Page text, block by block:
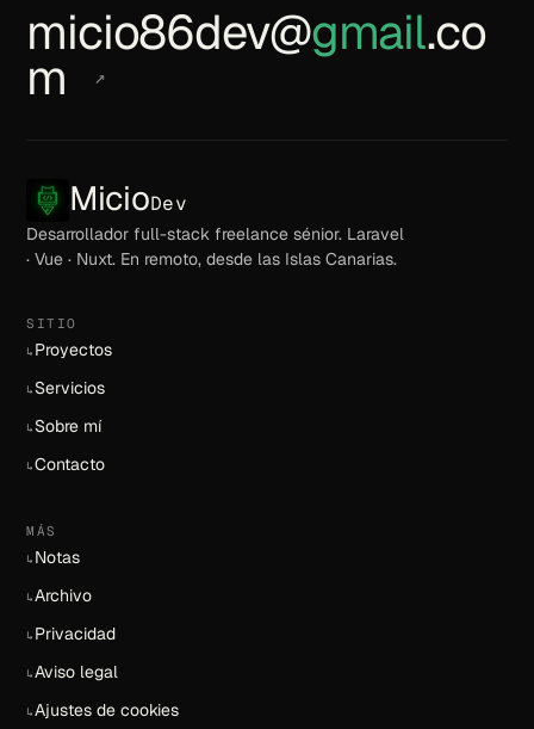
micio86dev@gmail.co
m ↗
MicioDev
Desarrollador full-stack freelance sénior. Laravel
· Vue · Nuxt. En remoto, desde las Islas Canarias.
SITIO
↳ Proyectos
↳ Servicios
↳ Sobre mí
↳Contacto
MÁS
↳ Notas
↳Archivo
↳ Privacidad
↳Aviso legal
↳Ajustes de cookies